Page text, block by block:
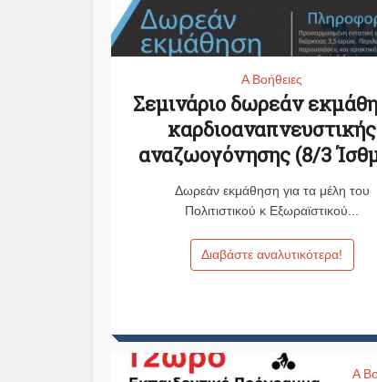
Α Βοήθειες
Σεμινάριο δωρεάν
καρδιοαναπνευστικής
αναζωογόνησης (8/3
Δωρεάν εκμάθηση για τα μέλη του
Πολιτιστικού κ Εξωραϊστικού...
Διαβάστε αναλυτικότερα!
Α